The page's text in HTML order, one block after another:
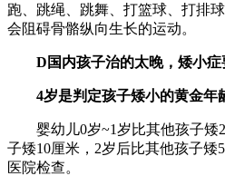
跑、跳绳、跳舞、打篮球、打排
会阻碍骨骼纵向生长的运动。
D国内孩子治的太晚，矮小症
4岁是判定孩子矮小的黄金年
婴幼儿0岁~1岁比其他孩子矮
子矮10厘米，2岁后比其他孩子矮
医院检查。